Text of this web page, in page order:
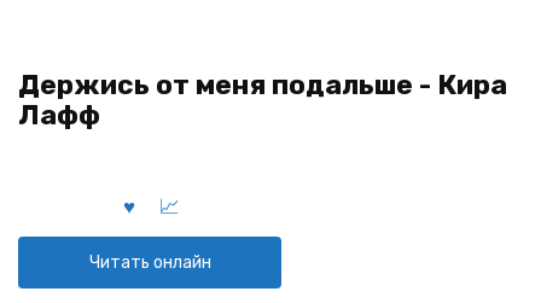
Держись от меня подальше - Кира
Лафф
Читать онлайн